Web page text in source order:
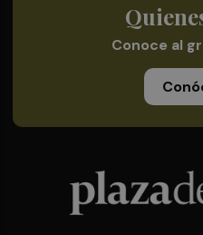
Conoce al